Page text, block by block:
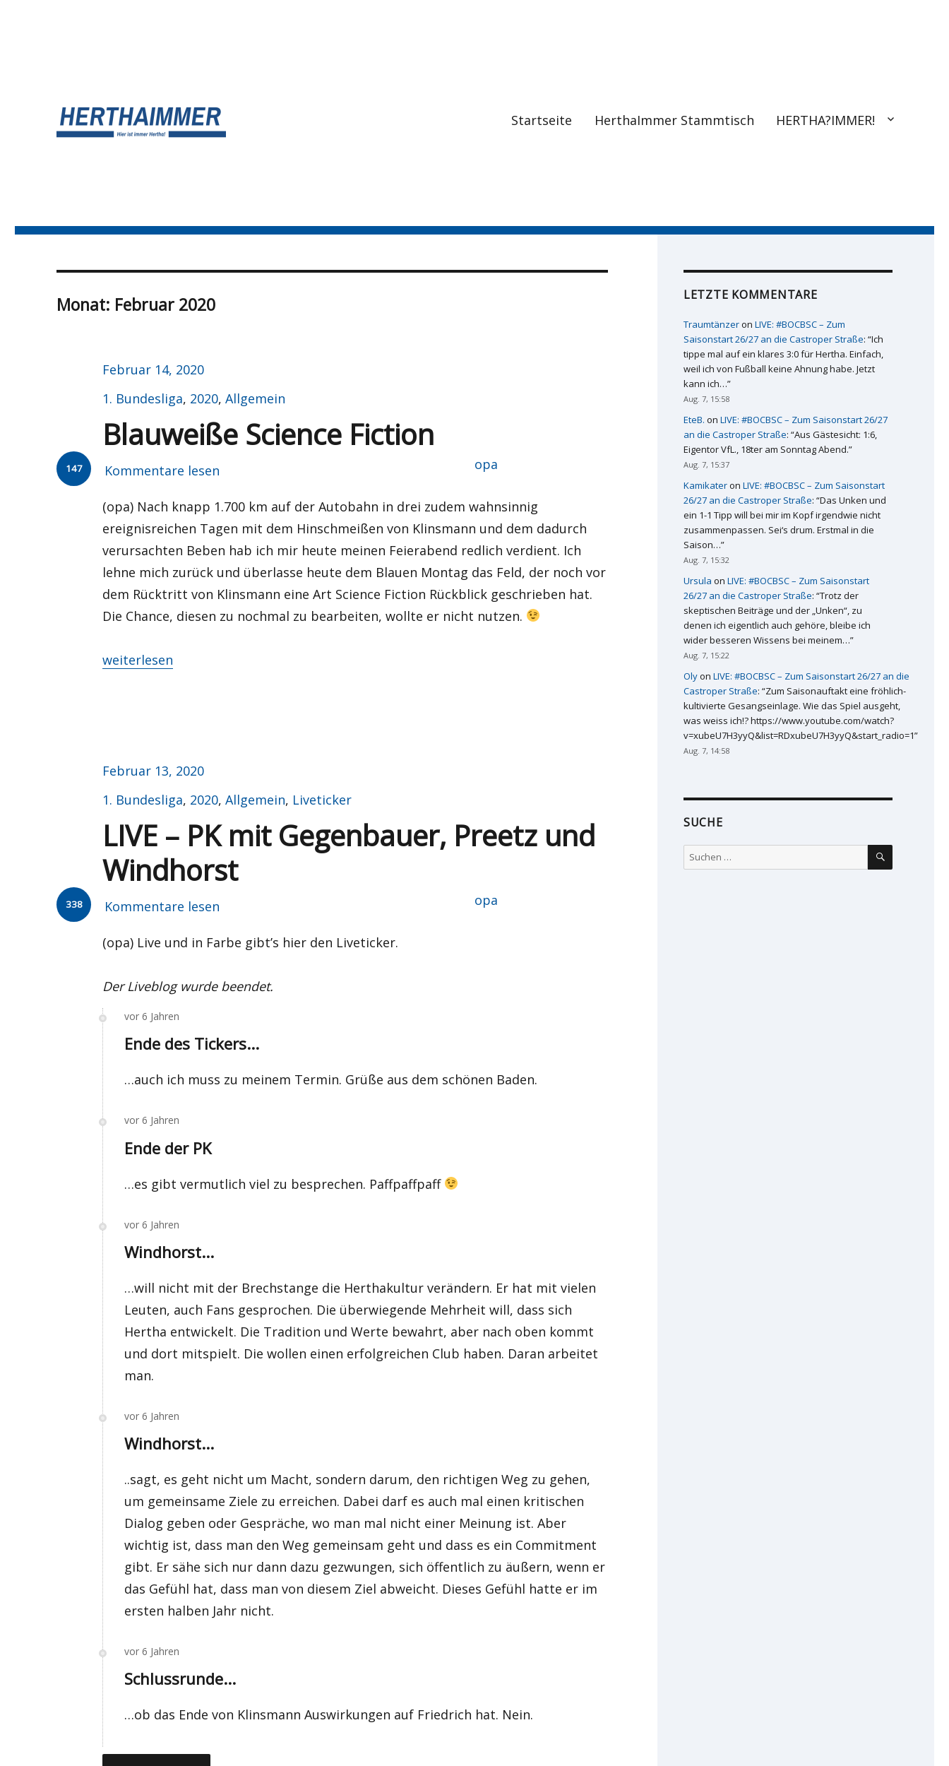
Startseite HerthaImmer Stammtisch HERTHA?IMMER!
Monat: Februar 2020
Veröffentlicht
am
Februar 14, 2020
Kategorien
1. Bundesliga, 2020,Allgemein
Blauweiße Science Fiction
147 Kommentare lesen Autor
opa
(opa) Nach knapp 1.700 km auf der Autobahn in drei zudem wahnsinnig
ereignisreichen Tagen mit dem Hinschmeißen von Klinsmann und dem dadurch
verursachten Beben hab ich mir heute meinen Feierabend redlich verdient. Ich
lehne mich zurück und überlasse heute dem Blauen Montag das Feld, der noch vor
dem Rücktritt von Klinsmann eine Art Science Fiction Rückblick geschrieben hat.
Die Chance, diesen zu nochmal zu bearbeiten, wollte er nicht nutzen.
„Blauweiße Science Fiction“
weiterlesen
Veröffentlicht
am
Februar 13, 2020
Kategorien
1. Bundesliga, 2020,Allgemein, Liveticker
LIVE – PK mit Gegenbauer, Preetz und
Windhorst
338 Kommentare lesen Autor
opa
(opa) Live und in Farbe gibt’s hier den Liveticker.
Der Liveblog wurde beendet.
vor 6 Jahren
Ende des Tickers...
…auch ich muss zu meinem Termin. Grüße aus dem schönen Baden.
vor 6 Jahren
Ende der PK
…es gibt vermutlich viel zu besprechen. Paffpaffpaff
vor 6 Jahren
Windhorst...
…will nicht mit der Brechstange die Herthakultur verändern. Er hat mit vielen
Leuten, auch Fans gesprochen. Die überwiegende Mehrheit will, dass sich
Hertha entwickelt. Die Tradition und Werte bewahrt, aber nach oben kommt
und dort mitspielt. Die wollen einen erfolgreichen Club haben. Daran arbeitet
man.
vor 6 Jahren
Windhorst...
..sagt, es geht nicht um Macht, sondern darum, den richtigen Weg zu gehen,
um gemeinsame Ziele zu erreichen. Dabei darf es auch mal einen kritischen
Dialog geben oder Gespräche, wo man mal nicht einer Meinung ist. Aber
wichtig ist, dass man den Weg gemeinsam geht und dass es ein Commitment
gibt. Er sähe sich nur dann dazu gezwungen, sich öffentlich zu äußern, wenn er
das Gefühl hat, dass man von diesem Ziel abweicht. Dieses Gefühl hatte er im
ersten halben Jahr nicht.
vor 6 Jahren
Schlussrunde...
…ob das Ende von Klinsmann Auswirkungen auf Friedrich hat. Nein.
LETZTE KOMMENTARE
Traumtänzeron LIVE: #BOCBSC – Zum
Saisonstart 26/27 an die Castroper Straße: “Ich
tippe mal auf ein klares 3:0 für Hertha. Einfach,
weil ich von Fußball keine Ahnung habe. Jetzt
kann ich…”
Aug. 7, 15:58
EteB. on LIVE: #BOCBSC – Zum Saisonstart 26/27
an die Castroper Straße: “Aus Gästesicht: 1:6,
Eigentor VfL., 18ter am Sonntag Abend.”
Aug. 7, 15:37
Kamikateron LIVE: #BOCBSC – Zum Saisonstart
26/27 an die Castroper Straße: “Das Unken und
ein 1-1 Tipp will bei mir im Kopf irgendwie nicht
zusammenpassen. Sei‘s drum. Erstmal in die
Saison…”
Aug. 7, 15:32
Ursula on LIVE: #BOCBSC – Zum Saisonstart
26/27 an die Castroper Straße: “Trotz der
skeptischen Beiträge und der „Unken“, zu
denen ich eigentlich auch gehöre, bleibe ich
wider besseren Wissens bei meinem…”
Aug. 7, 15:22
Olyon LIVE: #BOCBSC – Zum Saisonstart 26/27 an die
Castroper Straße: “Zum Saisonauftakt eine fröhlich-
kultivierte Gesangseinlage. Wie das Spiel ausgeht,
was weiss ich!? https://www.youtube.com/watch?
v=xubeU7H3yyQ&list=RDxubeU7H3yyQ&start_radio=1”
Aug. 7, 14:58
SUCHE
Suchen
nach:
SUCHEN